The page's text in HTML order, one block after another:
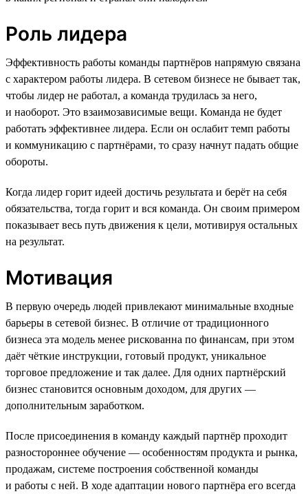
Роль лидера
Эффективность работы команды партнёров напрямую связана
с характером работы лидера. В сетевом бизнесе не бывает так,
чтобы лидер не работал, а команда трудилась за него,
и наоборот. Это взаимозависимые вещи. Команда не будет
работать эффективнее лидера. Если он ослабит темп работы
и коммуникацию с партнёрами, то сразу начнут падать общие
обороты.
Когда лидер горит идеей достичь результата и берёт на себя
обязательства, тогда горит и вся команда. Он своим примером
показывает весь путь движения к цели, мотивируя остальных
на результат.
Мотивация
В первую очередь людей привлекают минимальные входные
барьеры в сетевой бизнес. В отличие от традиционного
бизнеса эта модель менее рискованна по финансам, при этом
даёт чёткие инструкции, готовый продукт, уникальное
торговое предложение и так далее. Для одних партнёрский
бизнес становится основным доходом, для других —
дополнительным заработком.
После присоединения в команду каждый партнёр проходит
разностороннее обучение — особенностям продукта и рынка,
продажам, системе построения собственной команды
и работы с ней. В ходе адаптации нового партнёра его всегда